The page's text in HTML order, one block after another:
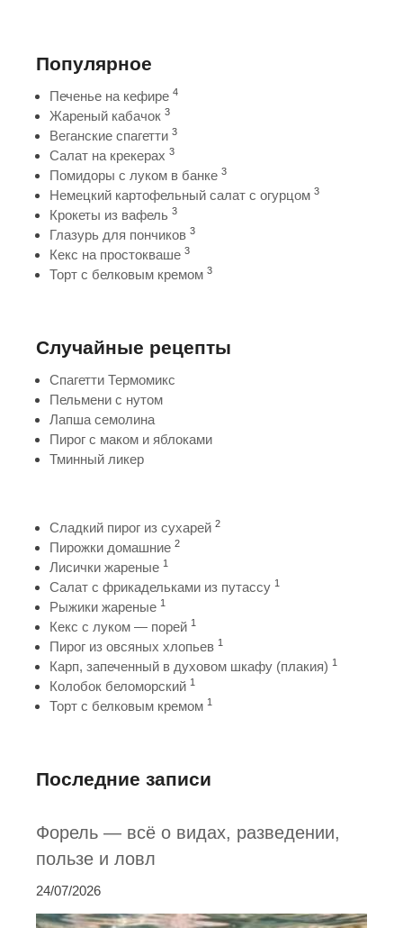
Популярное
Печенье на кефире 4
Жареный кабачок 3
Веганские спагетти 3
Салат на крекерах 3
Помидоры с луком в банке 3
Немецкий картофельный салат с огурцом 3
Крокеты из вафель 3
Глазурь для пончиков 3
Кекс на простокваше 3
Торт с белковым кремом 3
Случайные рецепты
Спагетти Термомикс
Пельмени с нутом
Лапша семолина
Пирог с маком и яблоками
Тминный ликер
Сладкий пирог из сухарей 2
Пирожки домашние 2
Лисички жареные 1
Салат с фрикадельками из путассу 1
Рыжики жареные 1
Кекс с луком — порей 1
Пирог из овсяных хлопьев 1
Карп, запеченный в духовом шкафу (плакия) 1
Колобок беломорский 1
Торт с белковым кремом 1
Последние записи
Форель — всё о видах, разведении,
пользе и ловл
24/07/2026